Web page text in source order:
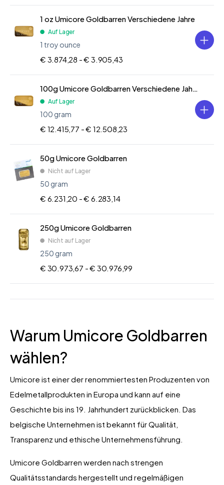
1 oz Umicore Goldbarren Verschiedene Jahre
Auf Lager
1 troy ounce
€ 3.874,28 -€ 3.905,43
100g Umicore Goldbarren Verschiedene Jahre
Auf Lager
100 gram
€ 12.415,77 -€ 12.508,23
50g Umicore Goldbarren
Nicht auf Lager
50 gram
€ 6.231,20 -€ 6.283,14
250g Umicore Goldbarren
Nicht auf Lager
250 gram
€ 30.973,67 -€ 30.976,99
Warum Umicore Goldbarren
wählen?
Umicore ist einer der renommiertesten Produzenten von
Edelmetallprodukten in Europa und kann auf eine
Geschichte bis ins 19. Jahrhundert zurückblicken. Das
belgische Unternehmen ist bekannt für Qualität,
Transparenz und ethische Unternehmensführung.
Umicore Goldbarren werden nach strengen
Qualitätsstandards hergestellt und regelmäßigen